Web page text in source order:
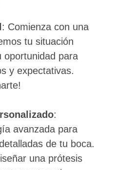
: Comienza con una
tu situación
oportunidad para
y expectativas.
:
avanzada para
de tu boca.
una prótesis